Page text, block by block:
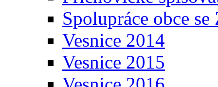
Spolupráce obce
Vesnice 2014
Vesnice 2015